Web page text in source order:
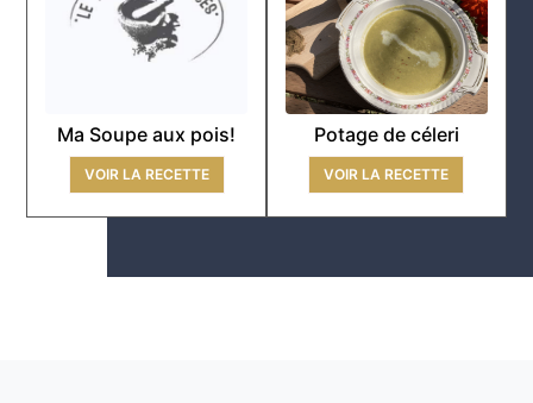
Ma Soupe aux pois!
VOIR LA RECETTE
Potage de céleri
VOIR LA RECETTE